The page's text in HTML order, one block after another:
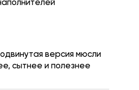
версия мюсли
сытнее и полезнее